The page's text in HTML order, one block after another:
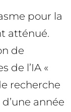
pour la
atténué.
de
de l’IA «
recherche
année